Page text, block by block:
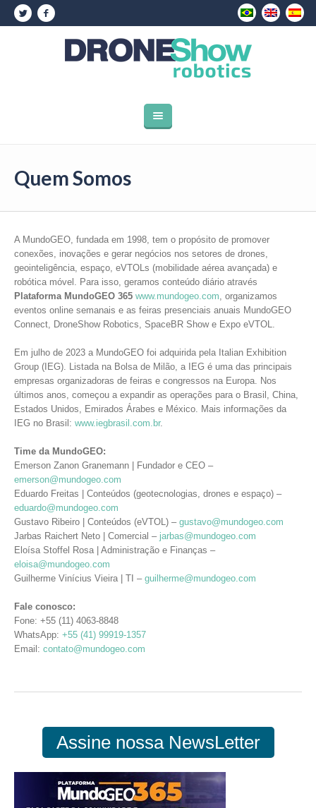
Quem Somos
A MundoGEO, fundada em 1998, tem o propósito de promover
conexões, inovações e gerar negócios nos setores de drones,
geointeligência, espaço, eVTOLs (mobilidade aérea avançada) e
robótica móvel. Para isso, geramos conteúdo diário através
Plataforma MundoGEO 365 www.mundogeo.com, organizamos
eventos online semanais e as feiras presenciais anuais MundoGEO
Connect, DroneShow Robotics, SpaceBR Show e Expo eVTOL.
Em julho de 2023 a MundoGEO foi adquirida pela Italian Exhibition
Group (IEG). Listada na Bolsa de Milão, a IEG é uma das principais
empresas organizadoras de feiras e congressos na Europa. Nos
últimos anos, começou a expandir as operações para o Brasil, China,
Estados Unidos, Emirados Árabes e México. Mais informações da
IEG no Brasil: www.iegbrasil.com.br.
Time da MundoGEO:
Emerson Zanon Granemann | Fundador e CEO –
emerson@mundogeo.com
Eduardo Freitas | Conteúdos (geotecnologias, drones e espaço) –
eduardo@mundogeo.com
Gustavo Ribeiro | Conteúdos (eVTOL) – gustavo@mundogeo.com
Jarbas Raichert Neto | Comercial – jarbas@mundogeo.com
Eloísa Stoffel Rosa | Administração e Finanças –
eloisa@mundogeo.com
Guilherme Vinícius Vieira | TI – guilherme@mundogeo.com
Fale conosco:
Fone: +55 (11) 4063-8848
WhatsApp: +55 (41) 99919-1357
Email: contato@mundogeo.com
Assine nossa NewsLetter